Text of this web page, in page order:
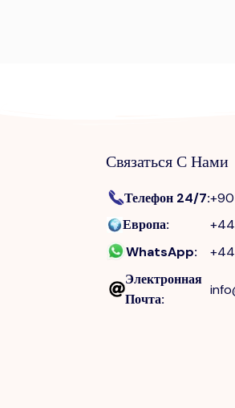
Связаться С Нами
Телефон 24/7:
Европа:
WhatsApp:
Электронная
Почта: